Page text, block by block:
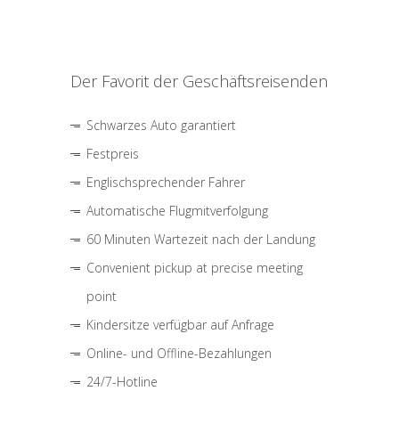
Der Favorit der Geschäftsreisenden
Schwarzes Auto garantiert
Festpreis
Englischsprechender Fahrer
Automatische Flugmitverfolgung
60 Minuten Wartezeit nach der Landung
Convenient pickup at precise meeting
point
Kindersitze verfügbar auf Anfrage
Online- und Offline-Bezahlungen
24/7-Hotline